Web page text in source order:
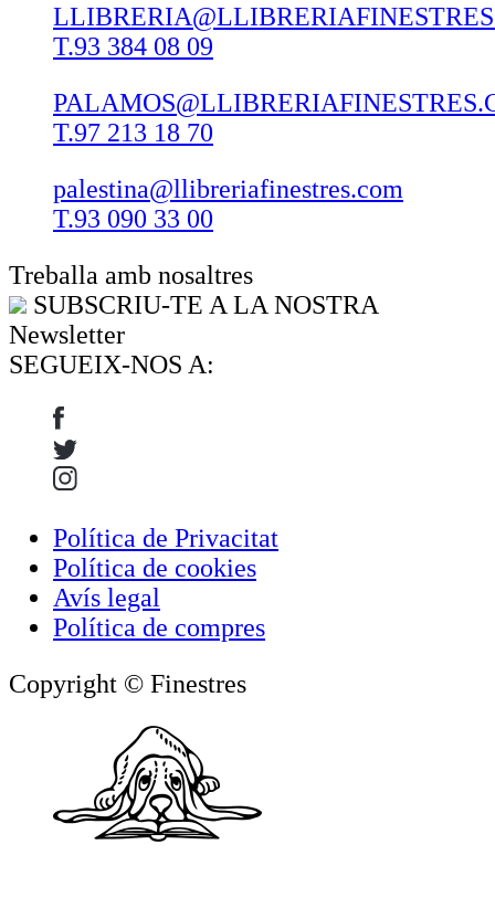
T.93 384 08 09
T.97 213 18 70
palestina@llibreriafinestres.com
T.93 090 33 00
Treballa amb nosaltres
SUBSCRIU-TE A LA NOSTRA
Newsletter
SEGUEIX-NOS A:
Política de Privacitat
Política de cookies
Avís legal
Política de compres
Copyright © Finestres